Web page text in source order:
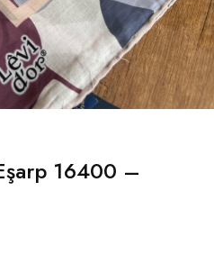
16400 –